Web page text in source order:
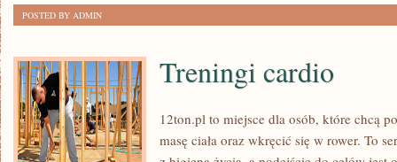
POSTED BY ADMIN
Treningi cardio
12ton.pl to miejsce dla osób, które chcą
masę ciała oraz wkręcić się w rower. To